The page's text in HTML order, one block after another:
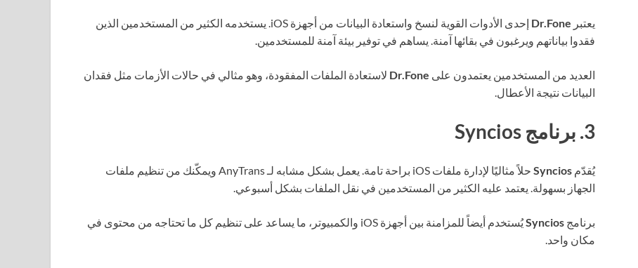
يعتبر Dr.Fone
إحدى الأدوات القوية لنسخ واستعادة البيانات من أجهزة iOS. يستخدمه الكثير من المستخدمين الذين
فقدوا بياناتهم ويرغبون في بقائها آمنة. يساهم في توفير بيئة آمنة للمستخدمين.
العديد من المستخدمين يعتمدون على Dr.Fone لاستعادة الملفات المفقودة، وهو مثالي في حالات الأزمات مثل فقدان
البيانات نتيجة الأعطال.
3. برنامج Syncios
يُقدّم Syncios
حلاً مثاليًا لإدارة ملفات iOS براحة تامة. يعمل بشكل مشابه لـ AnyTrans ويمكّنك من تنظيم ملفات
الجهاز بسهولة. يعتمد عليه الكثير من المستخدمين في نقل الملفات بشكل أسبوعي.
برنامج Syncios
يُستخدم أيضاً للمزامنة بين أجهزة iOS والكمبيوتر، ما يساعد على تنظيم كل ما تحتاجه من محتوى في
مكان واحد.